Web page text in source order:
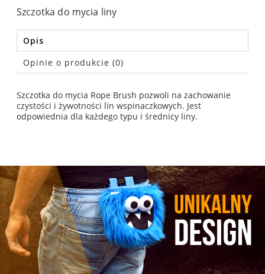
Szczotka do mycia liny
Opis
Opinie o produkcie (0)
Szczotka do mycia Rope Brush pozwoli na zachowanie
czystości i żywotności lin wspinaczkowych. Jest
odpowiednia dla każdego typu i średnicy liny.